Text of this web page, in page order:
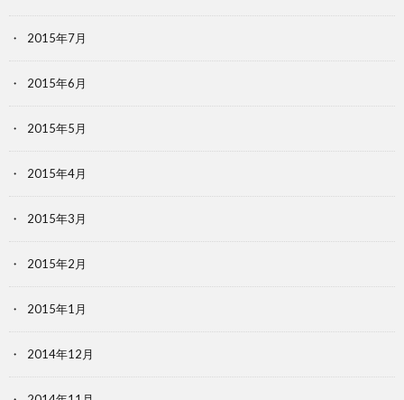
2015年7月
2015年6月
2015年5月
2015年4月
2015年3月
2015年2月
2015年1月
2014年12月